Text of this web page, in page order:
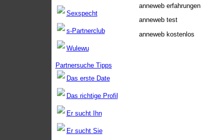
Sexspecht
s-Partnerclub
Wulewu
Partnersuche Tipps
Das erste Date
Das richtige Profil
Er sucht Ihn
Er sucht Sie
anneweb erfahrungen
anneweb test
anneweb kostenlos